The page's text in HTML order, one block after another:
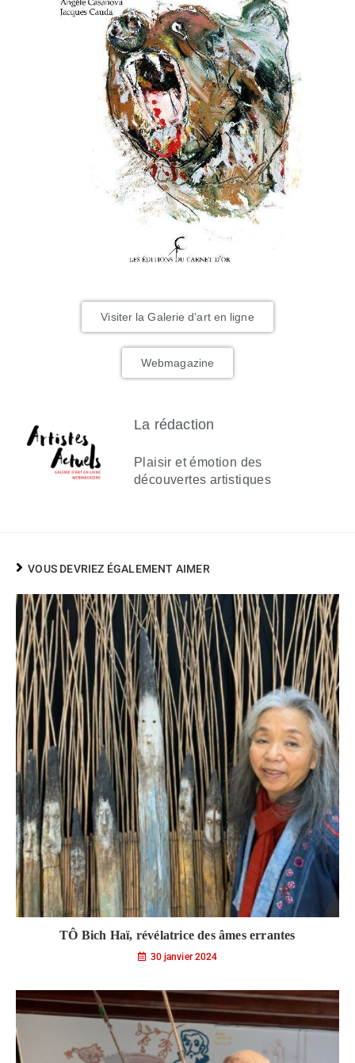
Visiter la Galerie d'art en ligne
Webmagazine
La rédaction
Plaisir et émotion des
découvertes artistiques
VOUS DEVRIEZ ÉGALEMENT AIMER
TÔ Bich Haï, révélatrice des âmes errantes
30 janvier 2024